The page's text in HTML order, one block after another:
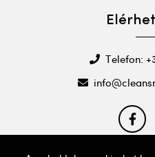
Telefon: